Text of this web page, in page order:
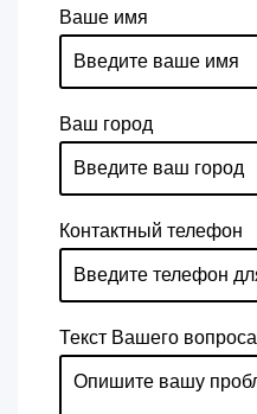
Ваше имя
Ваш город
Контактный телефон
Текст Вашего вопроса